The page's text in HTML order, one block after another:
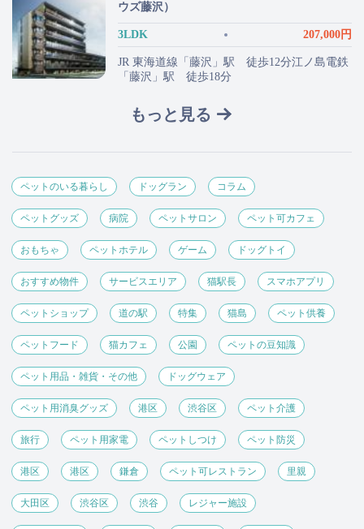
ウズ藤沢）
3LDK 207,000円
JR 東海道線「藤沢」駅 徒歩12分江ノ島電鉄
「藤沢」駅 徒歩18分
もっと見る
ペットのいる暮らし ドッグラン コラム
ペットグッズ 病院 ペットサロン ペット可カフェ
おもちゃ ペットホテル ゲーム ドッグトイ
おすすめ物件 サービスエリア 猫駅長 スマホアプリ
ペットショップ 道の駅 特集 猫島 ペット供養
ペットフード 猫カフェ 公園 ペットの豆知識
ペット用品・雑貨・その他 ドッグウェア
ペット用消臭グッズ 港区 渋谷区 ペット介護
旅行 ペット用家電 ペットしつけ ペット防災
港区 港区 鎌倉 ペット可レストラン 里親
大田区 渋谷区 渋谷 レジャー施設